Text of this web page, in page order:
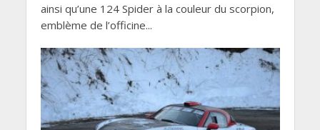
ainsi qu’une 124 Spider à la couleur du scorpion,
emblème de l’officine...